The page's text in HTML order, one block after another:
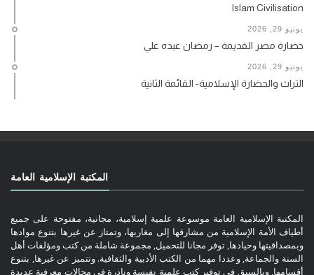
Islam Civilisation
يونيو 29, 2026
حضارة مصر القديمة – رمضان عبده علي
يونيو 29, 2026
التراث والحضارة الإسلامية- القائمة الثانية
المكتبة الإسلامية العامة
المكتبة الإسلامية العامة موسوعة علمية إسلامية، مجانية، مفتوحة على جميع
أطياف الأمة الإسلامية من مشارقها إلى مغاربها، وتمتاز عن غيرها بتنوع موادها
وبمصداقيتها وحيادها, توفر مجانا للتحميل, مجموعة شاملة من كتب ومؤلفات أهل
السنة والجماعة, وعددا مهما من الكتب الأدبية والثقافية. وتتميز عن غيرها, بتنوع
أقسامها, وبالسبق في توفير كتب علمية نفيسة ونادرة في مجالات معرفية عديدة